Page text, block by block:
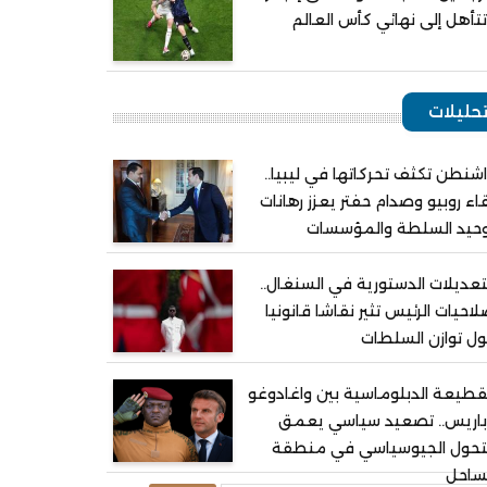
إلى نهائي كأس العالم
تحليلات
تكثف تحركاتها في ليبيا..
روبيو وصدام حفتر يعزز رهانات
السلطة والمؤسسات
الدستورية في السنغال..
الرئيس تثير نقاشا قانونيا
توازن السلطات
الدبلوماسية بين واغادوغو
تصعيد سياسي يعمق
الجيوسياسي في منطقة